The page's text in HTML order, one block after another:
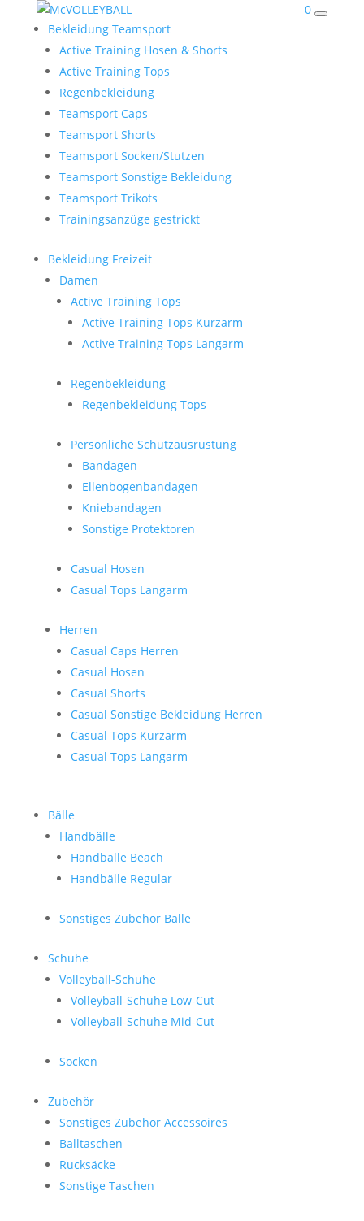
0
Bekleidung Teamsport
Active Training Hosen & Shorts
Active Training Tops
Regenbekleidung
Teamsport Caps
Teamsport Shorts
Teamsport Socken/Stutzen
Teamsport Sonstige Bekleidung
Teamsport Trikots
Trainingsanzüge gestrickt
Bekleidung Freizeit
Damen
Active Training Tops
Active Training Tops Kurzarm
Active Training Tops Langarm
Regenbekleidung
Regenbekleidung Tops
Persönliche Schutzausrüstung
Bandagen
Ellenbogenbandagen
Kniebandagen
Sonstige Protektoren
Casual Hosen
Casual Tops Langarm
Herren
Casual Caps Herren
Casual Hosen
Casual Shorts
Casual Sonstige Bekleidung Herren
Casual Tops Kurzarm
Casual Tops Langarm
Bälle
Handbälle
Handbälle Beach
Handbälle Regular
Sonstiges Zubehör Bälle
Schuhe
Volleyball-Schuhe
Volleyball-Schuhe Low-Cut
Volleyball-Schuhe Mid-Cut
Socken
Zubehör
Sonstiges Zubehör Accessoires
Balltaschen
Rucksäcke
Sonstige Taschen